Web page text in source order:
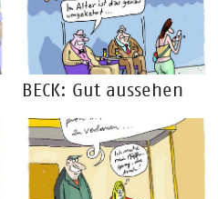
BECK: Gut aussehen